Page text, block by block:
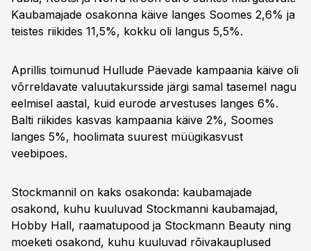
Kaubamajade osakonna käive langes Soomes 2,6% ja
teistes riikides 11,5%, kokku oli langus 5,5%.
Aprillis toimunud Hullude Päevade kampaania käive oli
võrreldavate valuutakursside järgi samal tasemel nagu
eelmisel aastal, kuid eurode arvestuses langes 6%.
Balti riikides kasvas kampaania käive 2%, Soomes
langes 5%, hoolimata suurest müügikasvust
veebipoes.
Stockmannil on kaks osakonda: kaubamajade
osakond, kuhu kuuluvad Stockmanni kaubamajad,
Hobby Hall, raamatupood ja Stockmann Beauty ning
moeketi osakond, kuhu kuuluvad rõivakauplused